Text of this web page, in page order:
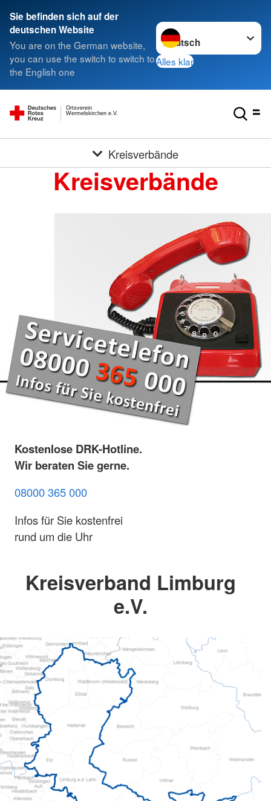
Sie befinden sich auf der
deutschen Website
You are on the German website,
you can use the switch to switch to
the English one
Sprache wechseln zu
Alles klar
Wermelskirchen e.V.
Ortsverein
Kreisverbände
Kreisverbände
Kostenlose DRK-Hotline.
Wir beraten Sie gerne.
08000 365 000
Infos für Sie kostenfrei
rund um die Uhr
Kreisverband Limburg
e.V.